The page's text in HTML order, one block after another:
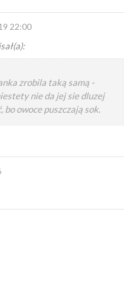
22:00
zrobila taką samą -
nie da jej sie dluzej
bo owoce puszczają sok.